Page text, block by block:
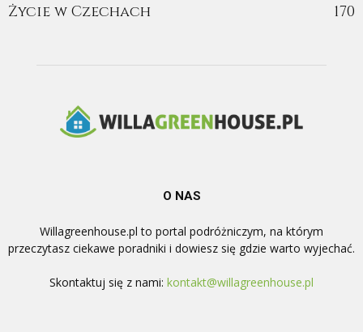
Życie w Czechach
170
O NAS
Willagreenhouse.pl to portal podróżniczym, na którym
przeczytasz ciekawe poradniki i dowiesz się gdzie warto wyjechać.
Skontaktuj się z nami: kontakt@willagreenhouse.pl